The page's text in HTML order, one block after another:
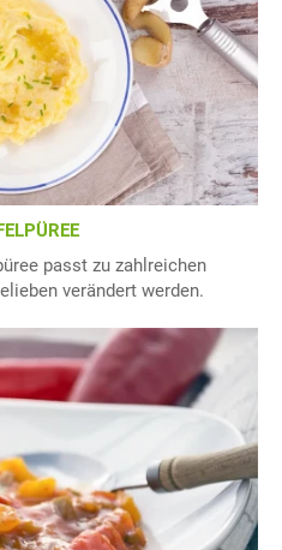
passt zu zahlreichen
verändert werden.